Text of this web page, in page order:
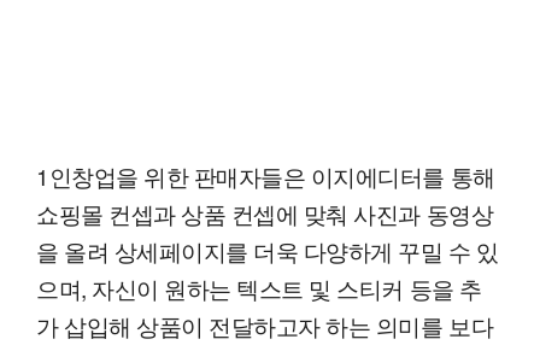
1인창업을 위한 판매자들은 이지에디터를 통해
쇼핑몰 컨셉과 상품 컨셉에 맞춰 사진과 동영상
을 올려 상세페이지를 더욱 다양하게 꾸밀 수 있
으며, 자신이 원하는 텍스트 및 스티커 등을 추
가 삽입해 상품이 전달하고자 하는 의미를 보다